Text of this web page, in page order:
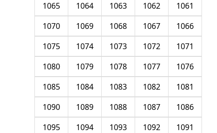
1061
1062
1063
1064
1065
1066
1067
1068
1069
1070
1071
1072
1073
1074
1075
1076
1077
1078
1079
1080
1081
1082
1083
1084
1085
1086
1087
1088
1089
1090
1091
1092
1093
1094
1095